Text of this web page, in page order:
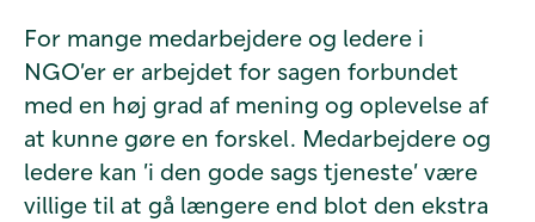
For mange medarbejdere og ledere i
NGO’er er arbejdet for sagen forbundet
med en høj grad af mening og oplevelse af
at kunne gøre en forskel. Medarbejdere og
ledere kan ’i den gode sags tjeneste’ være
villige til at gå længere end blot den ekstra